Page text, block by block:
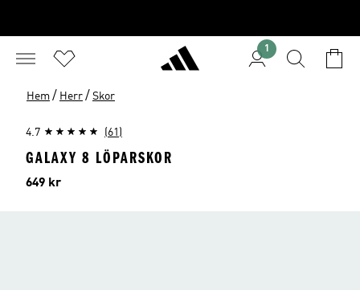
1
Hem / Herr / Skor
4.7 (61)
GALAXY 8 LÖPARSKOR
Pris
649 kr